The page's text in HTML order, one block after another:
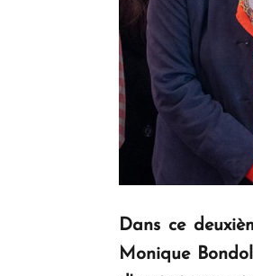
Dans ce
Monique